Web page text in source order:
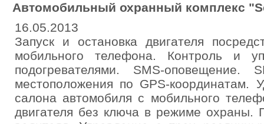
Автомобильный охранный комплекс
16.05.2013
Запуск и остановка двигателя
мобильного телефона. Контроль и
подогревателями. SMS-оповещение.
местоположения по GPS-координатам.
салона автомобиля с мобильного
двигателя без ключа в режиме охраны.